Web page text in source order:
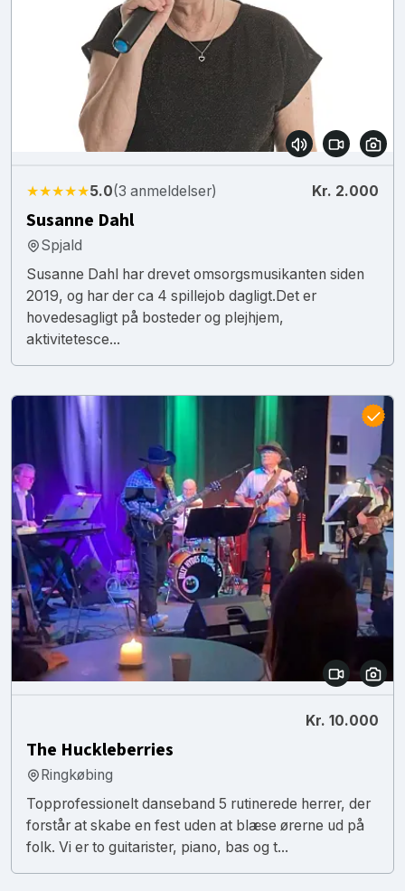
★★★★★5.0(3 anmeldelser) Kr. 2.000
Susanne Dahl
Spjald
Susanne Dahl har drevet omsorgsmusikanten siden
2019, og har der ca 4 spillejob dagligt.Det er
hovedesagligt på bosteder og plejhjem,
aktivitetesce...
Kr. 10.000
The Huckleberries
Ringkøbing
Topprofessionelt danseband 5 rutinerede herrer, der
forstår at skabe en fest uden at blæse ørerne ud på
folk. Vi er to guitarister, piano, bas og t...